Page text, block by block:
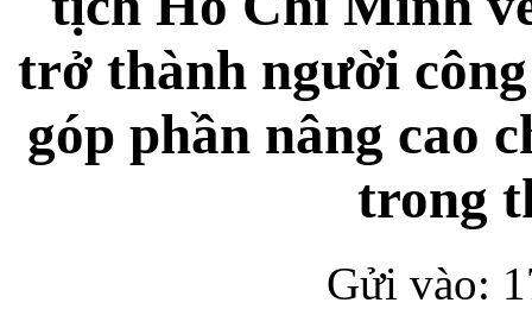
trở thành người
góp phần nâng cao
trong
Gửi vào: